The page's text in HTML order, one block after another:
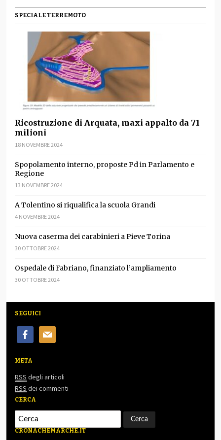
SPECIALE TERREMOTO
Ricostruzione di Arquata, maxi appalto da 71
milioni
18 NOVEMBRE 2024
Spopolamento interno, proposte Pd in Parlamento e
Regione
13 NOVEMBRE 2024
A Tolentino si riqualifica la scuola Grandi
4 NOVEMBRE 2024
Nuova caserma dei carabinieri a Pieve Torina
30 OTTOBRE 2024
Ospedale di Fabriano, finanziato l’ampliamento
30 OTTOBRE 2024
SEGUICI
facebookmail
META
RSS degli articoli
RSS dei commenti
CERCA
CRONACHEMARCHE.IT